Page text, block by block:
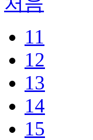
11
12
13
14
15